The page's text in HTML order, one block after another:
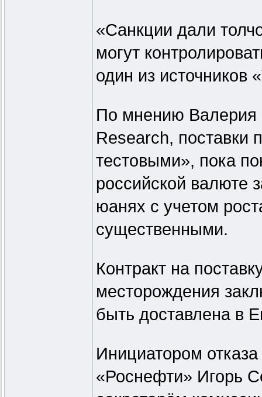
«Санкции дали
могут
один из источников
По мнению Валерия
Research, поставки
тестовыми», пока
российской валюте
юанях с учетом
существенными.
Контракт на
месторождения
быть доставлена в
Инициатором отказа
«Роснефти» Игорь